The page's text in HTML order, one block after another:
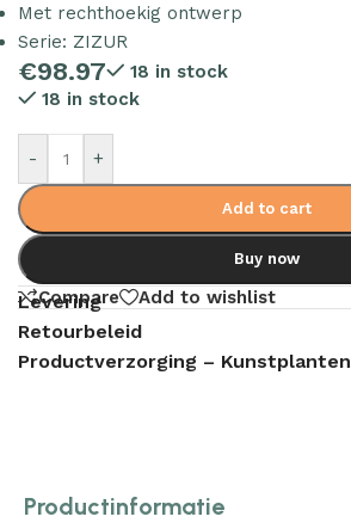
Met rechthoekig ontwerp
Serie: ZIZUR
€98.97
18 in stock
18 in stock
- +
Add to cart
Buy now
Compare Add to wishlist
Levering
Retourbeleid
Productverzorging – Kunstplanten
Productinformatie